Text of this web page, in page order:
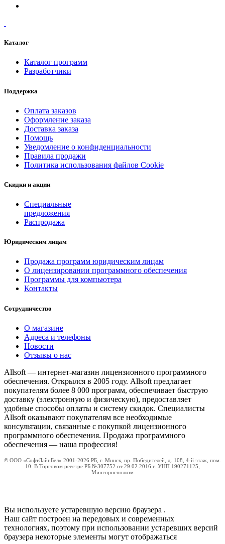
Каталог
Каталог программ
Разработчики
Поддержка
Оплата заказов
Оформление заказа
Доставка заказа
Помощь
Уведомление о конфиденциальности
Правила продажи
Политика использования файлов Cookie
Скидки и акции
Специальные
предложения
Распродажа
Юридическим лицам
Продажа программ юридическим лицам
О лицензировании программного обеспечения
Программы для компьютера
Контакты
Сотрудничество
О магазине
Адреса и телефоны
Новости
Отзывы о нас
Allsoft — интернет-магазин лицензионного программного
обеспечения. Открылся в 2005 году. Allsoft предлагает
покупателям более 8 000 программ, обеспечивает быструю
доставку (электронную и физическую), предоставляет
удобные способы оплаты и систему скидок. Специалисты
Allsoft оказывают покупателям все необходимые
консультации, связанные с покупкой лицензионного
программного обеспечения. Продажа программного
обеспечения — наша профессия!
© ООО «СофтЛайнБел» 2001-2026 РБ, г. Минск, пр. Победителей, д. 108, 4-й этаж, пом.
10. В Торговом реестре РБ №307752 от 29.02.2016 г. УНП 190271125,
Мингорисполком
Вы используете устаревшую версию браузера .
Наш сайт построен на передовых и современных
технологиях, поэтому при использовании устаревших версий
браузера некоторые элементы могут отображаться